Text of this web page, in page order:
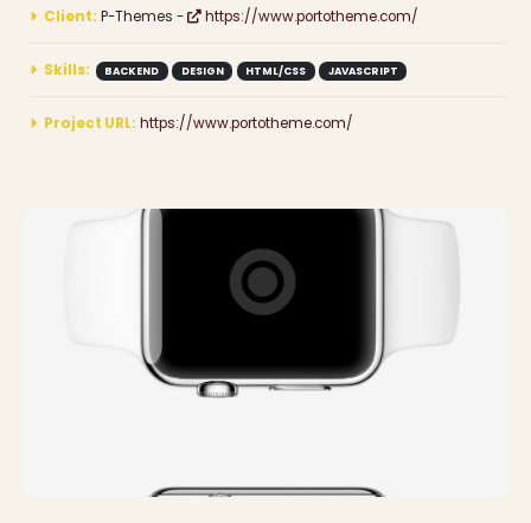
Client: P-Themes - https://www.portotheme.com/
Skills: BACKEND DESIGN HTML/CSS JAVASCRIPT
Project URL: https://www.portotheme.com/